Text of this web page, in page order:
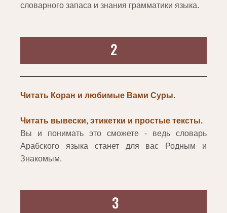
словарного запаса и знания грамматики языка.
2
Читать Коран и любимые Вами Суры.
Читать вывески, этикетки и простые тексты.
Вы и понимать это сможете - ведь словарь
Арабского языка станет для вас Родным и
Знакомым.
3